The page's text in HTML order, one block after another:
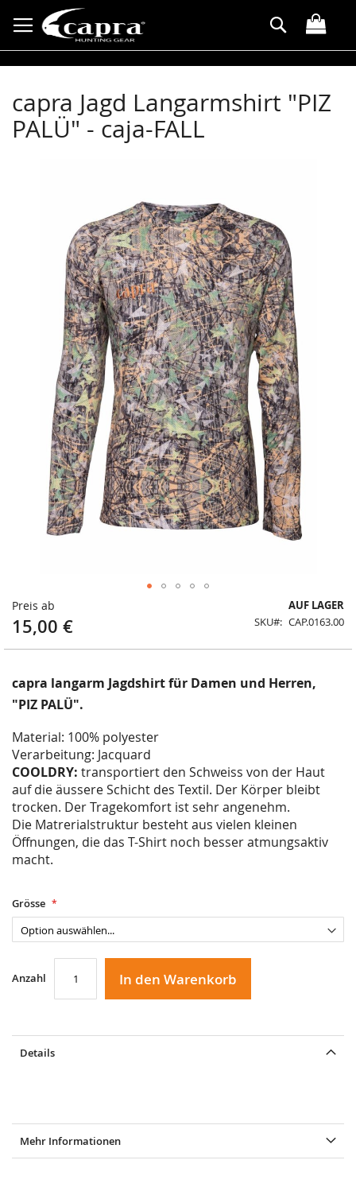
zum
Inhalt
Suche
capra Jagd Langarmshirt "PIZ
PALÜ" - caja-FALL
Preis ab
15,00 €
AUF LAGER
SKU
CAP.0163.00
capra langarm Jagdshirt für Damen und Herren,
"PIZ PALÜ".
Material: 100% polyester
Verarbeitung: Jacquard
COOLDRY: transportiert den Schweiss von der Haut
auf die äussere Schicht des Textil. Der Körper bleibt
trocken. Der Tragekomfort ist sehr angenehm.
Die Matrerialstruktur besteht aus vielen kleinen
Öffnungen, die das T-Shirt noch besser atmungsaktiv
macht.
Grösse
Anzahl In den Warenkorb
Zum
Anfang
der
Bildergalerie
Details
Mehr Informationen